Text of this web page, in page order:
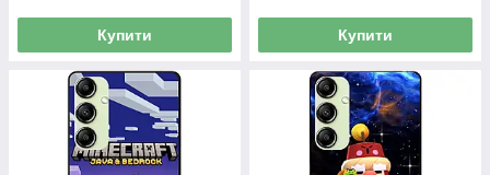
Купити Купити